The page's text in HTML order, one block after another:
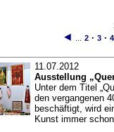
◄ 2· 3· 4
11.07.2012
Ausstellung
Unter dem Titel
den vergangenen
beschäftigt, wird
Kunst immer